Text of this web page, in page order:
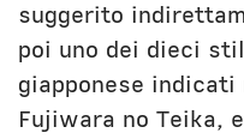
suggerito
poi uno dei dieci
giapponese
Fujiwara no Teika,